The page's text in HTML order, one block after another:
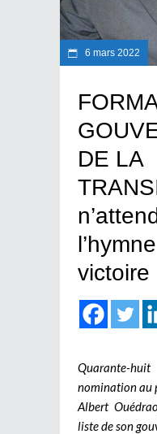
6 mars 2022
DE LA
victoire
Quarante-
nomination au
Albert
liste de son